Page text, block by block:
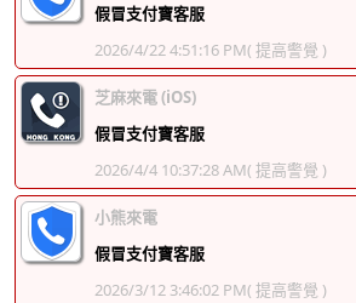
假冒支付寶客服
2026/4/22 4:51:16 PM( 提高警覺 )
芝麻來電 (iOS)
假冒支付寶客服
2026/4/4 10:37:28 AM( 提高警覺 )
小熊來電
假冒支付寶客服
2026/3/12 3:46:02 PM( 提高警覺 )